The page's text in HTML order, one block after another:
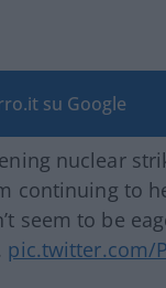
su Google
nuclear
continuing to
seem to be
pic.twitter.com/